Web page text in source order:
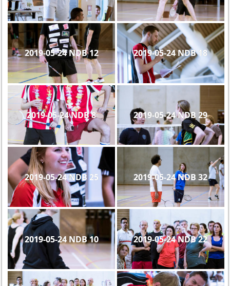
2019-05-24 NDB 12 2019-05-24 NDB 18
2019-05-24 NDB 8 2019-05-24 NDB 29
2019-05-24 NDB 25 2019-05-24 NDB 32
2019-05-24 NDB 10 2019-05-24 NDB 22